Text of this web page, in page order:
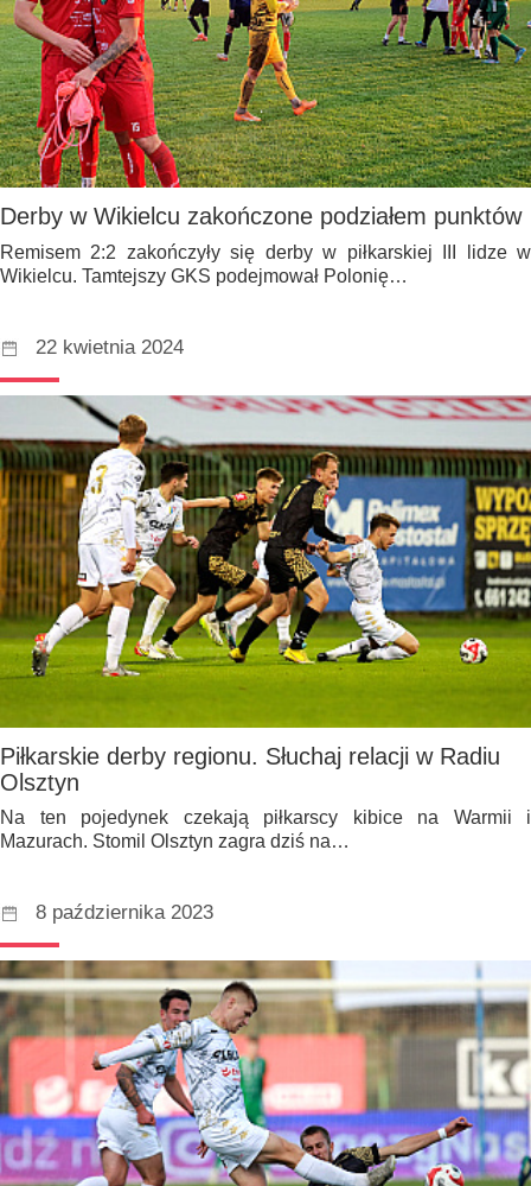
Derby w Wikielcu zakończone podziałem punktów
Remisem 2:2 zakończyły się derby w piłkarskiej III lidze w
Wikielcu. Tamtejszy GKS podejmował Polonię…
22 kwietnia 2024
Piłkarskie derby regionu. Słuchaj relacji w Radiu
Olsztyn
Na ten pojedynek czekają piłkarscy kibice na Warmii i
Mazurach. Stomil Olsztyn zagra dziś na…
8 października 2023